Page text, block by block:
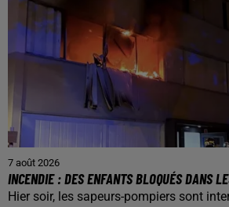
7 août 2026
INCENDIE : DES ENFANTS BLOQUÉS DANS
Hier soir, les sapeurs-pompiers sont